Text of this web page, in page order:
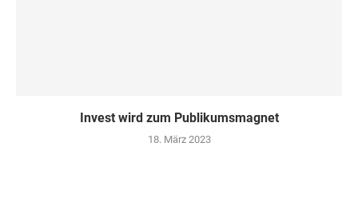
Invest wird zum Publikumsmagnet
18. März 2023